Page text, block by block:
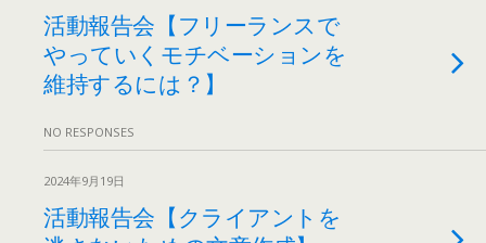
活動報告会【フリーランスで
やっていくモチベーションを
維持するには？】
NO RESPONSES
2024年9月19日
活動報告会【クライアントを